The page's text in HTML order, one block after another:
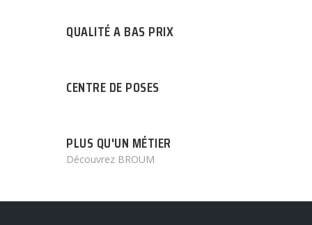
QUALITÉ A BAS PRIX
CENTRE DE POSES
PLUS QU'UN MÉTIER
Découvrez BROUM